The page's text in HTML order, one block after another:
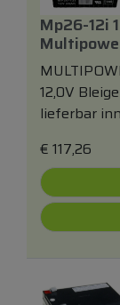
Mp26-12i
12,0V
lieferbar
€ 117,26